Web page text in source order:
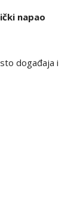
napao
događaja i